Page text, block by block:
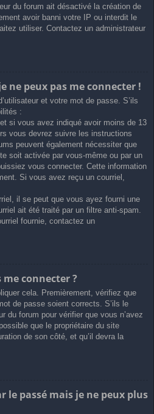
du forum ait désactivé la création de
avoir banni votre IP ou interdit le
utiliser. Contactez un administrateur
ne peux pas me connecter !
et votre mot de passe. S’ils
:
si vous avez indiqué avoir moins de 13
vous devrez suivre les instructions
peuvent également nécessiter que
soit activée par vous-même ou par un
vous connecter. Cette information
Si vous avez reçu un courriel,
il se peut que vous ayez fourni une
ait été traité par un filtre anti-spam.
fournie, contactez un
connecter ?
cela. Premièrement, vérifiez que
de passe soient corrects. S’ils le
du forum pour vérifier que vous n’avez
que le propriétaire du site
de son côté, et qu’il devra la
le passé mais je ne peux plus